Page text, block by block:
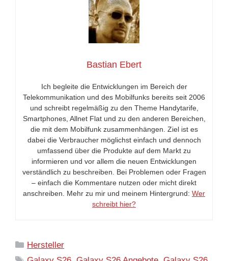
Bastian Ebert
Ich begleite die Entwicklungen im Bereich der
Telekommunikation und des Mobilfunks bereits seit 2006
und schreibt regelmäßig zu den Theme Handytarife,
Smartphones, Allnet Flat und zu den anderen Bereichen,
die mit dem Mobilfunk zusammenhängen. Ziel ist es
dabei die Verbraucher möglichst einfach und dennoch
umfassend über die Produkte auf dem Markt zu
informieren und vor allem die neuen Entwicklungen
verständlich zu beschreiben. Bei Problemen oder Fragen
– einfach die Kommentare nutzen oder micht direkt
anschreiben. Mehr zu mir und meinem Hintergrund: Wer
schreibt hier?
Kategorien
Hersteller
Schlagwörter